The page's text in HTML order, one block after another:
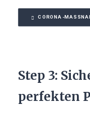
CORONA-
Step 3:
perfekten